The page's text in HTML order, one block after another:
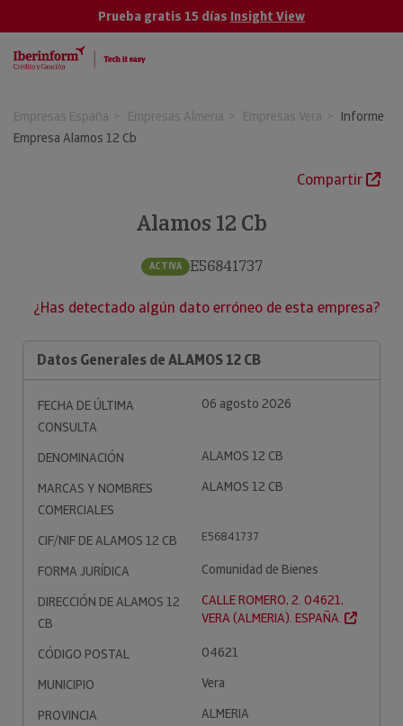
Prueba gratis 15 días Insight View
Empresas España Empresas Almeria Empresas Vera
Informe
Empresa Alamos 12 Cb
Compartir
Alamos 12 Cb
ACTIVA E56841737
¿Has detectado algún dato erróneo de esta empresa?
Datos Generales de ALAMOS 12 CB
FECHA DE ÚLTIMA
CONSULTA
06 agosto 2026
DENOMINACIÓN
ALAMOS 12 CB
MARCAS Y NOMBRES
COMERCIALES
ALAMOS 12 CB
CIF/NIF DE ALAMOS 12 CB E56841737
FORMA JURÍDICA
Comunidad de Bienes
DIRECCIÓN DE ALAMOS 12
CB
CALLE ROMERO, 2. 04621,
VERA (ALMERIA). ESPAÑA.
CÓDIGO POSTAL
04621
MUNICIPIO
Vera
PROVINCIA
ALMERIA